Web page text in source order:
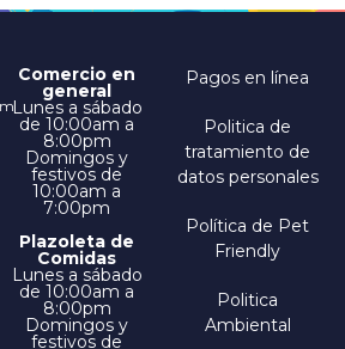
Comercio en
general
Lunes a sábado
de 10:00am a
8:00pm
Domingos y
festivos de
10:00am a
7:00pm
Plazoleta de
Comidas
Lunes a sábado
de 10:00am a
8:00pm
Domingos y
festivos de
Pagos en línea
Politica de
tratamiento de
datos personales
Política de Pet
Friendly
Politica
Ambiental